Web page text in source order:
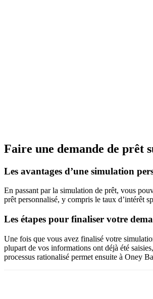
Faire une demande de prêt
Les avantages d’une simulation
En passant par la simulation de prêt, vous
prêt personnalisé, y compris le taux d’intérêt
Les étapes pour finaliser votre
Une fois que vous avez finalisé votre
plupart de vos informations ont déjà été
processus rationalisé permet ensuite à Oney